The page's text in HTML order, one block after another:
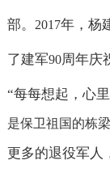
部。 2017年，杨
了建军90周年庆
“每每想起，心
是保卫祖国的栋梁
更多的退役军人